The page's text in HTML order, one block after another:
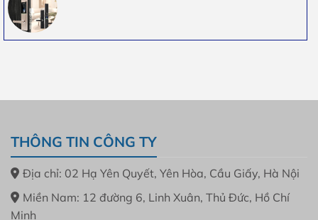
THÔNG TIN CÔNG TY
Địa chỉ: 02 Hạ Yên Quyết, Yên Hòa, Cầu Giấy, Hà Nội
Miền Nam: 12 đường 6, Linh Xuân, Thủ Đức, Hồ Chí
Minh